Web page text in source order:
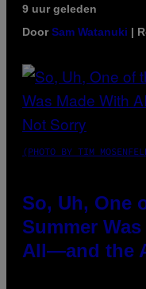
9 uur geleden
DoorSam Watanuki |
(PHOTO BY TIM
So, Uh, One
Summer
All—and the